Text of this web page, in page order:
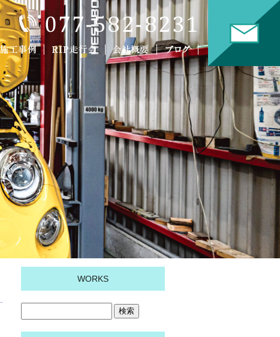
WORKS